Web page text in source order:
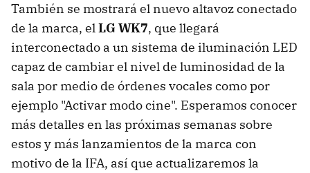
También se mostrará el nuevo altavoz conectado
de la marca, elLG WK7, que llegará
interconectado a un sistema de iluminación LED
capaz de cambiar el nivel de luminosidad de la
sala por medio de órdenes vocales como por
ejemplo "Activar modo cine". Esperamos conocer
más detalles en las próximas semanas sobre
estos y más lanzamientos de la marca con
motivo de la IFA, así que actualizaremos la